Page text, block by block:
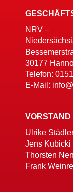
NRV –
30177
Telefon:
E-Mail:
VORSTAND
Ulrike
Jens
Thorsten
Frank